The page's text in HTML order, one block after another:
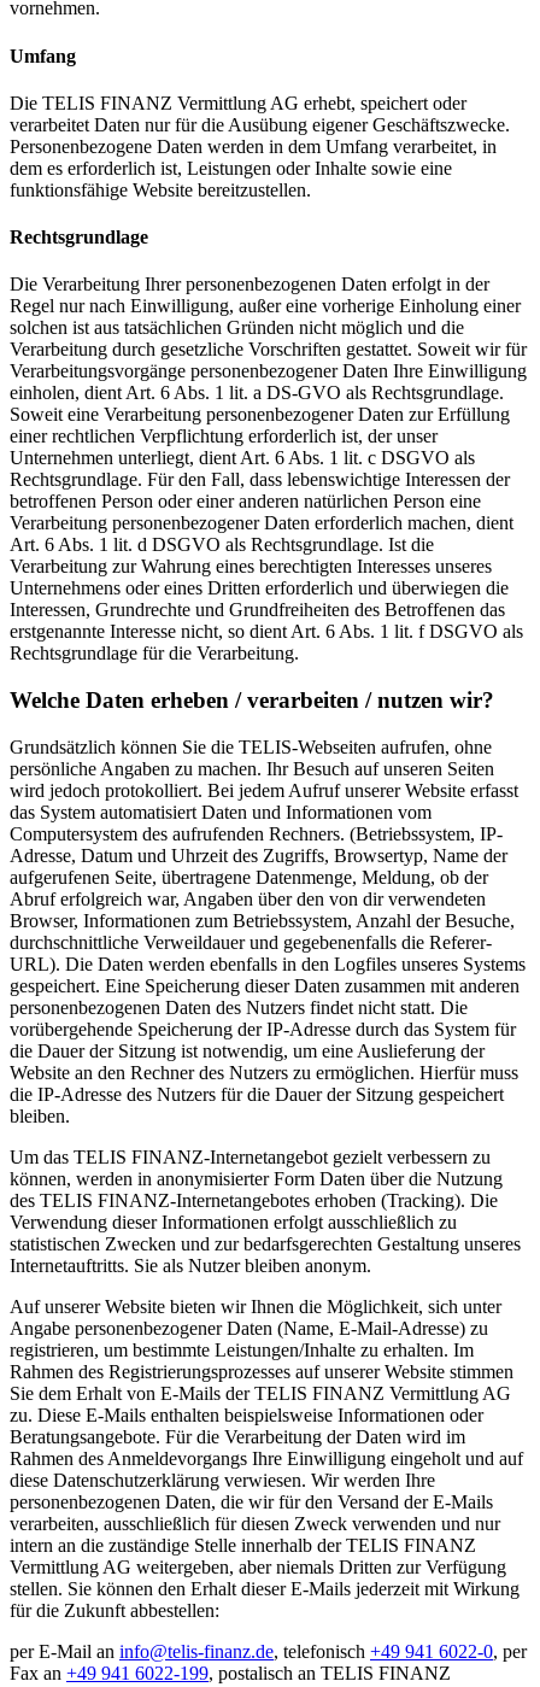
vornehmen.
Umfang
Die TELIS FINANZ Vermittlung AG erhebt, speichert oder
verarbeitet Daten nur für die Ausübung eigener Geschäftszwecke.
Personenbezogene Daten werden in dem Umfang verarbeitet, in
dem es erforderlich ist, Leistungen oder Inhalte sowie eine
funktionsfähige Website bereitzustellen.
Rechtsgrundlage
Die Verarbeitung Ihrer personenbezogenen Daten erfolgt in der
Regel nur nach Einwilligung, außer eine vorherige Einholung einer
solchen ist aus tatsächlichen Gründen nicht möglich und die
Verarbeitung durch gesetzliche Vorschriften gestattet. Soweit wir für
Verarbeitungsvorgänge personenbezogener Daten Ihre Einwilligung
einholen, dient Art. 6 Abs. 1 lit. a DS-GVO als Rechtsgrundlage.
Soweit eine Verarbeitung personenbezogener Daten zur Erfüllung
einer rechtlichen Verpflichtung erforderlich ist, der unser
Unternehmen unterliegt, dient Art. 6 Abs. 1 lit. c DSGVO als
Rechtsgrundlage. Für den Fall, dass lebenswichtige Interessen der
betroffenen Person oder einer anderen natürlichen Person eine
Verarbeitung personenbezogener Daten erforderlich machen, dient
Art. 6 Abs. 1 lit. d DSGVO als Rechtsgrundlage. Ist die
Verarbeitung zur Wahrung eines berechtigten Interesses unseres
Unternehmens oder eines Dritten erforderlich und überwiegen die
Interessen, Grundrechte und Grundfreiheiten des Betroffenen das
erstgenannte Interesse nicht, so dient Art. 6 Abs. 1 lit. f DSGVO als
Rechtsgrundlage für die Verarbeitung.
Welche Daten erheben / verarbeiten / nutzen wir?
Grundsätzlich können Sie die TELIS-Webseiten aufrufen, ohne
persönliche Angaben zu machen. Ihr Besuch auf unseren Seiten
wird jedoch protokolliert. Bei jedem Aufruf unserer Website erfasst
das System automatisiert Daten und Informationen vom
Computersystem des aufrufenden Rechners. (Betriebssystem, IP-
Adresse, Datum und Uhrzeit des Zugriffs, Browsertyp, Name der
aufgerufenen Seite, übertragene Datenmenge, Meldung, ob der
Abruf erfolgreich war, Angaben über den von dir verwendeten
Browser, Informationen zum Betriebssystem, Anzahl der Besuche,
durchschnittliche Verweildauer und gegebenenfalls die Referer-
URL). Die Daten werden ebenfalls in den Logfiles unseres Systems
gespeichert. Eine Speicherung dieser Daten zusammen mit anderen
personenbezogenen Daten des Nutzers findet nicht statt. Die
vorübergehende Speicherung der IP-Adresse durch das System für
die Dauer der Sitzung ist notwendig, um eine Auslieferung der
Website an den Rechner des Nutzers zu ermöglichen. Hierfür muss
die IP-Adresse des Nutzers für die Dauer der Sitzung gespeichert
bleiben.
Um das TELIS FINANZ-Internetangebot gezielt verbessern zu
können, werden in anonymisierter Form Daten über die Nutzung
des TELIS FINANZ-Internetangebotes erhoben (Tracking). Die
Verwendung dieser Informationen erfolgt ausschließlich zu
statistischen Zwecken und zur bedarfsgerechten Gestaltung unseres
Internetauftritts. Sie als Nutzer bleiben anonym.
Auf unserer Website bieten wir Ihnen die Möglichkeit, sich unter
Angabe personenbezogener Daten (Name, E-Mail-Adresse) zu
registrieren, um bestimmte Leistungen/Inhalte zu erhalten. Im
Rahmen des Registrierungsprozesses auf unserer Website stimmen
Sie dem Erhalt von E-Mails der TELIS FINANZ Vermittlung AG
zu. Diese E-Mails enthalten beispielsweise Informationen oder
Beratungsangebote. Für die Verarbeitung der Daten wird im
Rahmen des Anmeldevorgangs Ihre Einwilligung eingeholt und auf
diese Datenschutzerklärung verwiesen. Wir werden Ihre
personenbezogenen Daten, die wir für den Versand der E-Mails
verarbeiten, ausschließlich für diesen Zweck verwenden und nur
intern an die zuständige Stelle innerhalb der TELIS FINANZ
Vermittlung AG weitergeben, aber niemals Dritten zur Verfügung
stellen. Sie können den Erhalt dieser E-Mails jederzeit mit Wirkung
für die Zukunft abbestellen:
per E-Mail an info@telis-finanz.de, telefonisch +49 941 6022-0, per
Fax an +49 941 6022-199, postalisch an TELIS FINANZ